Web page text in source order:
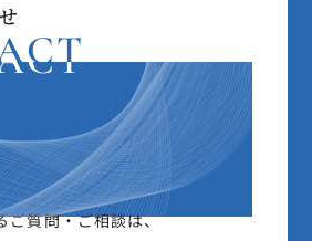
ご質問・ご相談は、